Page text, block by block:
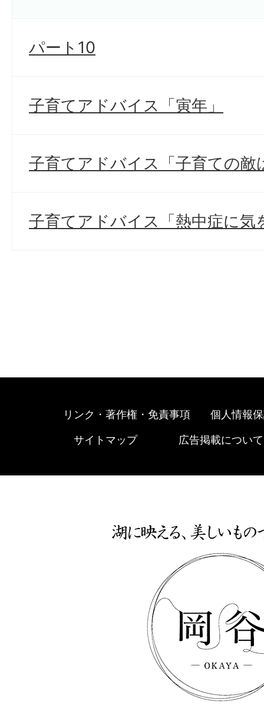
パート10
子育てアドバイス「寅年」
子育てアドバイス「子育ての敵
子育てアドバイス「熱中症に気
リンク・著作権・免責事項 個人情報
サイトマップ 広告掲載について